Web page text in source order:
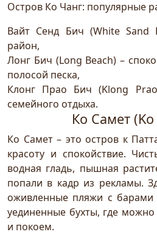
Остров Ко Чанг: популярные
Вайт Сенд Бич (White Sand
район,
Лонг Бич (Long Beach) –
полосой песка,
Клонг Прао Бич (Klong
семейного отдыха.
Ко Самет
Ко Самет – это остров к
красоту и спокойствие.
водная гладь, пышная
попали в кадр из рекламы.
оживленные пляжи с барами
уединенные бухты, где
и покоем.